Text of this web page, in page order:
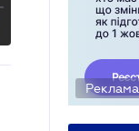
Реклама